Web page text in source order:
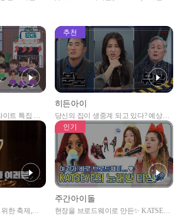
| 240605
이트 특집 남
추천
히든아이
당신의 집이 생중계 되고 있다? 예상치
못한 곳에서 일어나는 불법촬영 범죄!
한 축제,
인기
주간아이돌
현장을 브로드웨이로 만든✨ KATSEYE